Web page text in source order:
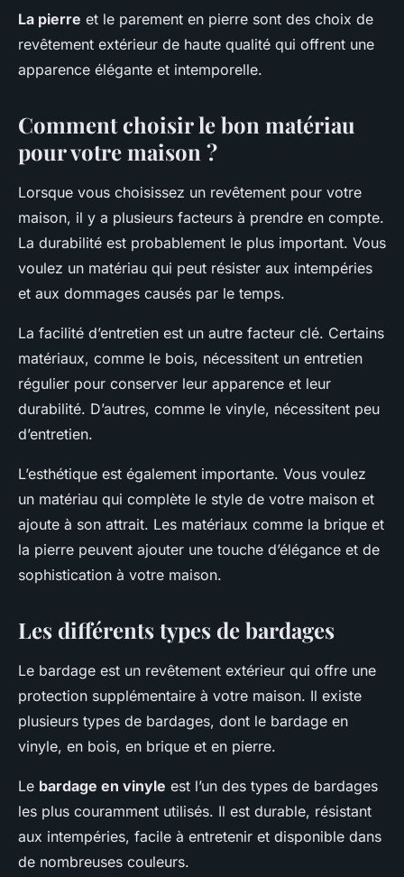
La pierre et le parement en pierre sont des choix de
revêtement extérieur de haute qualité qui offrent une
apparence élégante et intemporelle.
Comment choisir le bon matériau
pour votre maison ?
Lorsque vous choisissez un revêtement pour votre
maison, il y a plusieurs facteurs à prendre en compte.
La durabilité est probablement le plus important. Vous
voulez un matériau qui peut résister aux intempéries
et aux dommages causés par le temps.
La facilité d’entretien est un autre facteur clé. Certains
matériaux, comme le bois, nécessitent un entretien
régulier pour conserver leur apparence et leur
durabilité. D’autres, comme le vinyle, nécessitent peu
d’entretien.
L’esthétique est également importante. Vous voulez
un matériau qui complète le style de votre maison et
ajoute à son attrait. Les matériaux comme la brique et
la pierre peuvent ajouter une touche d’élégance et de
sophistication à votre maison.
Les différents types de bardages
Le bardage est un revêtement extérieur qui offre une
protection supplémentaire à votre maison. Il existe
plusieurs types de bardages, dont le bardage en
vinyle, en bois, en brique et en pierre.
Le bardage en vinyle est l’un des types de bardages
les plus couramment utilisés. Il est durable, résistant
aux intempéries, facile à entretenir et disponible dans
de nombreuses couleurs.